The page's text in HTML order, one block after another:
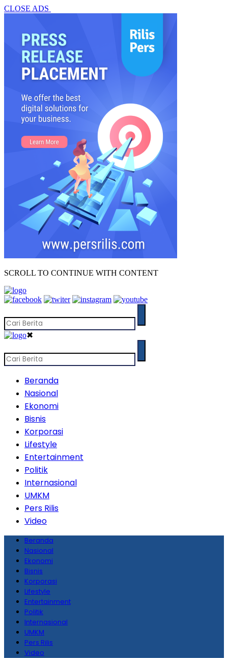
CLOSE ADS
SCROLL TO CONTINUE WITH CONTENT
✖
Beranda
Nasional
Ekonomi
Bisnis
Korporasi
Lifestyle
Entertainment
Politik
Internasional
UMKM
Pers Rilis
Video
Beranda
Nasional
Ekonomi
Bisnis
Korporasi
Lifestyle
Entertainment
Politik
Internasional
UMKM
Pers Rilis
Video